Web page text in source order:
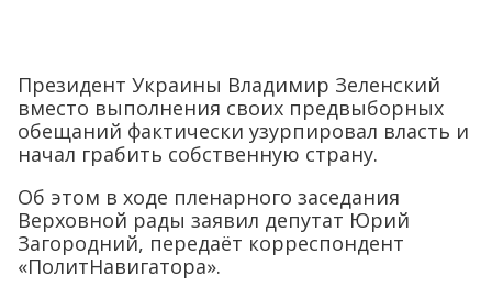
Президент Украины Владимир Зеленский
вместо выполнения своих предвыборных
обещаний фактически узурпировал власть и
начал грабить собственную страну.
Об этом в ходе пленарного заседания
Верховной рады заявил депутат Юрий
Загородний, передаёт корреспондент
«ПолитНавигатора».